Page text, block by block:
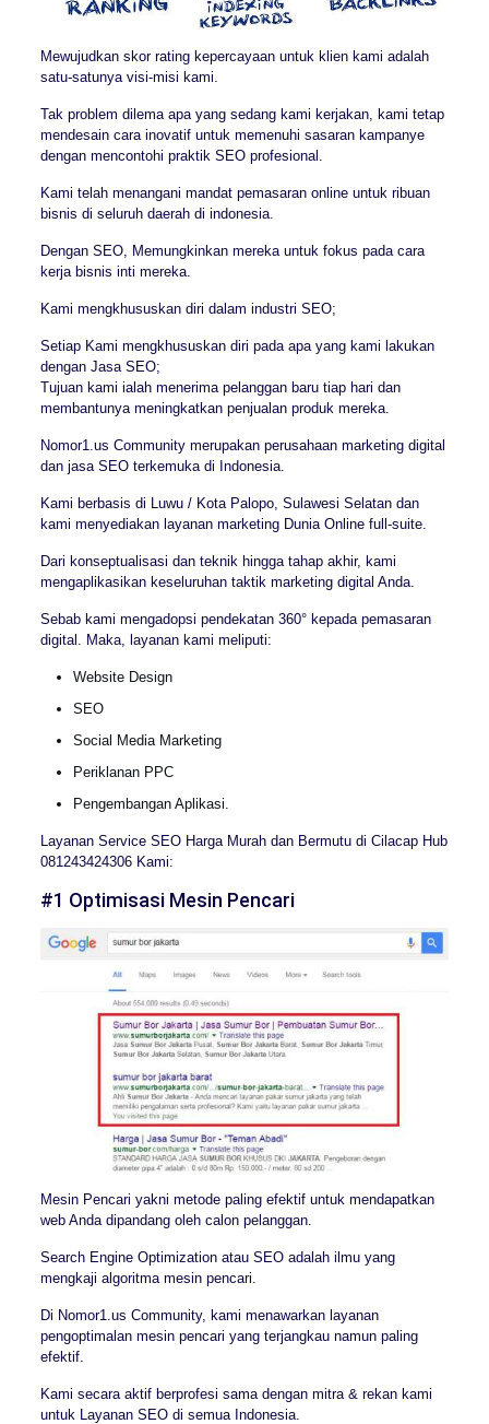
Mewujudkan skor rating kepercayaan untuk klien kami adalah
satu-satunya visi-misi kami.
Tak problem dilema apa yang sedang kami kerjakan, kami tetap
mendesain cara inovatif untuk memenuhi sasaran kampanye
dengan mencontohi praktik SEO profesional.
Kami telah menangani mandat pemasaran online untuk ribuan
bisnis di seluruh daerah di indonesia.
Dengan SEO, Memungkinkan mereka untuk fokus pada cara
kerja bisnis inti mereka.
Kami mengkhususkan diri dalam industri SEO;
Setiap Kami mengkhususkan diri pada apa yang kami lakukan
dengan Jasa SEO;
Tujuan kami ialah menerima pelanggan baru tiap hari dan
membantunya meningkatkan penjualan produk mereka.
Nomor1.us Community merupakan perusahaan marketing digital
dan jasa SEO terkemuka di Indonesia.
Kami berbasis di Luwu / Kota Palopo, Sulawesi Selatan dan
kami menyediakan layanan marketing Dunia Online full-suite.
Dari konseptualisasi dan teknik hingga tahap akhir, kami
mengaplikasikan keseluruhan taktik marketing digital Anda.
Sebab kami mengadopsi pendekatan 360° kepada pemasaran
digital. Maka, layanan kami meliputi:
Website Design
SEO
Social Media Marketing
Periklanan PPC
Pengembangan Aplikasi.
Layanan Service SEO Harga Murah dan Bermutu di Cilacap Hub
081243424306 Kami:
#1 Optimisasi Mesin Pencari
Mesin Pencari yakni metode paling efektif untuk mendapatkan
web Anda dipandang oleh calon pelanggan.
Search Engine Optimization atau SEO adalah ilmu yang
mengkaji algoritma mesin pencari.
Di Nomor1.us Community, kami menawarkan layanan
pengoptimalan mesin pencari yang terjangkau namun paling
efektif.
Kami secara aktif berprofesi sama dengan mitra & rekan kami
untuk Layanan SEO di semua Indonesia.